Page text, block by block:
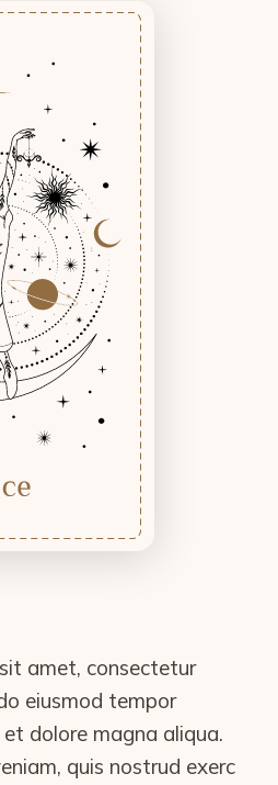
amet, consectetur
eiusmod tempor
dolore magna aliqua.
quis nostrud exerc